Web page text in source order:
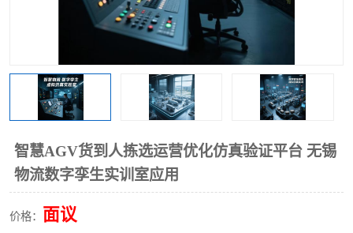
智慧AGV货到人拣选运营优化仿真验证平台 无锡
物流数字孪生实训室应用
价格： 面议